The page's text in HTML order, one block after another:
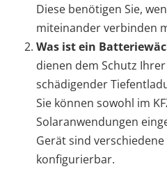
Diese benötigen Sie,
miteinander verbinden
Was ist ein
dienen dem Schutz
schädigender
Sie können sowohl im
Solaranwendungen
Gerät sind
konfigurierbar.